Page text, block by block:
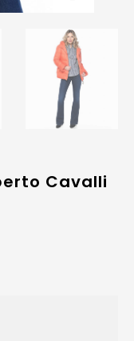
Cavalli